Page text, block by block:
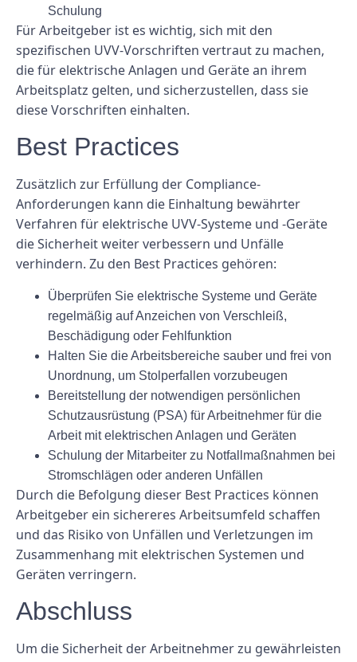
Schulung
Für Arbeitgeber ist es wichtig, sich mit den
spezifischen UVV-Vorschriften vertraut zu machen,
die für elektrische Anlagen und Geräte an ihrem
Arbeitsplatz gelten, und sicherzustellen, dass sie
diese Vorschriften einhalten.
Best Practices
Zusätzlich zur Erfüllung der Compliance-
Anforderungen kann die Einhaltung bewährter
Verfahren für elektrische UVV-Systeme und -Geräte
die Sicherheit weiter verbessern und Unfälle
verhindern. Zu den Best Practices gehören:
Überprüfen Sie elektrische Systeme und Geräte
regelmäßig auf Anzeichen von Verschleiß,
Beschädigung oder Fehlfunktion
Halten Sie die Arbeitsbereiche sauber und frei von
Unordnung, um Stolperfallen vorzubeugen
Bereitstellung der notwendigen persönlichen
Schutzausrüstung (PSA) für Arbeitnehmer für die
Arbeit mit elektrischen Anlagen und Geräten
Schulung der Mitarbeiter zu Notfallmaßnahmen bei
Stromschlägen oder anderen Unfällen
Durch die Befolgung dieser Best Practices können
Arbeitgeber ein sichereres Arbeitsumfeld schaffen
und das Risiko von Unfällen und Verletzungen im
Zusammenhang mit elektrischen Systemen und
Geräten verringern.
Abschluss
Um die Sicherheit der Arbeitnehmer zu gewährleisten